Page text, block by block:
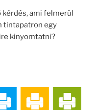
kérdés, ami felmerül
tintapatron egy
kinyomtatni?